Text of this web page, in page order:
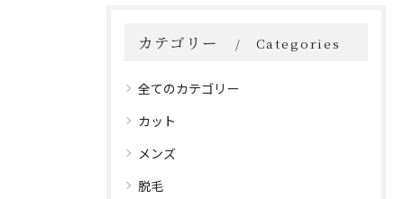
カテゴリー Categories
全てのカテゴリー
カット
メンズ
脱毛